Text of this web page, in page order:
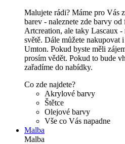
Malujete rádi? Máme pro Vás
barev - naleznete zde barvy
Artcreation, ale taky Lascaux
světě. Dále můžete
Umton. Pokud byste měli
prosím vědět. Pokud to bude
zařadíme do nabídky.
Co zde najdete?
Akrylové barvy
Štětce
Olejové barvy
Vše co Vás napadne
Malba
Malba